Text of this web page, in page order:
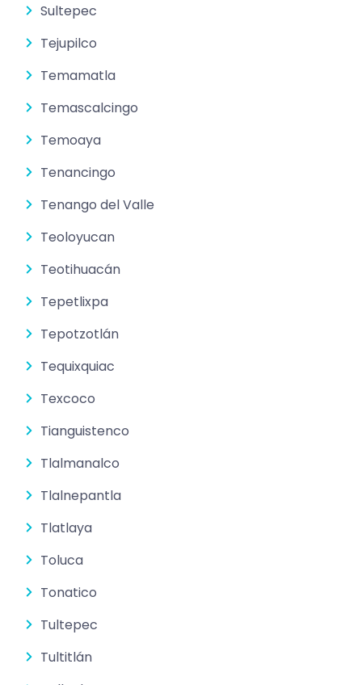
Sultepec
Tejupilco
Temamatla
Temascalcingo
Temoaya
Tenancingo
Tenango del Valle
Teoloyucan
Teotihuacán
Tepetlixpa
Tepotzotlán
Tequixquiac
Texcoco
Tianguistenco
Tlalmanalco
Tlalnepantla
Tlatlaya
Toluca
Tonatico
Tultepec
Tultitlán